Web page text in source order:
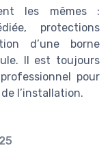
les mêmes :
protections
d’une borne
Il est toujours
pour
l’installation.